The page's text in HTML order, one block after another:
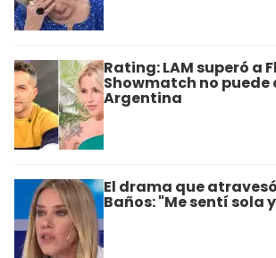
Rating: LAM superó a
Showmatch no puede
Argentina
El drama que
Baños: "Me sentí sola